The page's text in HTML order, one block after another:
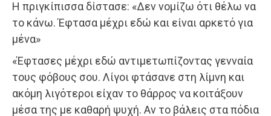
Η πριγκίπισσα δίστασε: «Δεν νομίζω ότι θέλω να
το κάνω. Έφτασα μέχρι εδώ και είναι αρκετό για
μένα»
«Έφτασες μέχρι εδώ αντιμετωπίζοντας γενναία
τους φόβους σου. Λίγοι φτάσανε στη λίμνη και
ακόμη λιγότεροι είχαν το θάρρος να κοιτάξουν
μέσα της με καθαρή ψυχή. Αν το βάλεις στα πόδια